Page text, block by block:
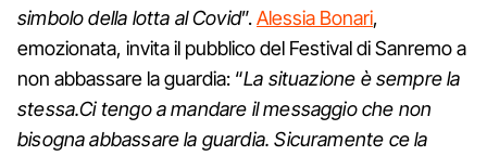
simbolo della lotta al Covid”.Alessia Bonari,
emozionata, invita il pubblico del Festival di Sanremo a
non abbassare la guardia: “La situazione è sempre la
stessa.Ci tengo a mandare il messaggio che non
bisogna abbassare la guardia. Sicuramente ce la